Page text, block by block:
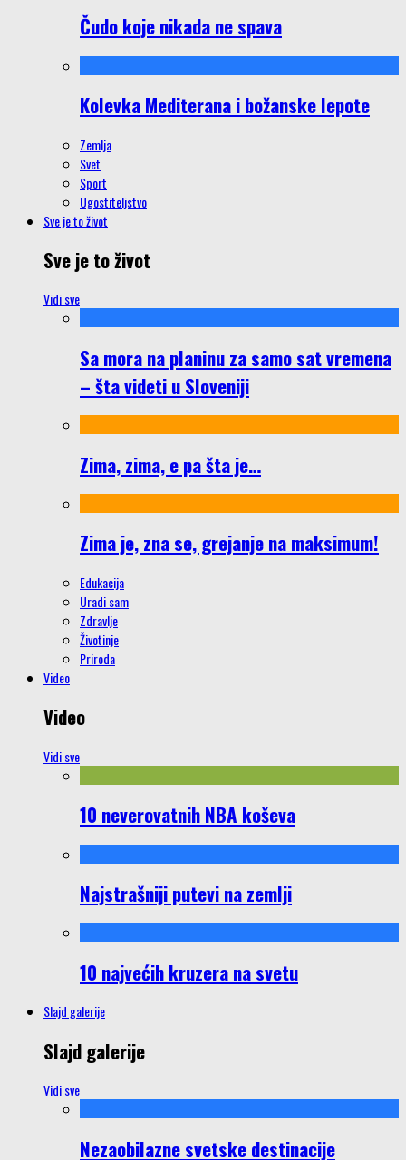
Čudo koje nikada ne spava
Kolevka Mediterana i božanske lepote
Zemlja
Svet
Sport
Ugostiteljstvo
Sve je to život
Sve je to život
Vidi sve
Sa mora na planinu za samo sat vremena
– šta videti u Sloveniji
Zima, zima, e pa šta je…
Zima je, zna se, grejanje na maksimum!
Edukacija
Uradi sam
Zdravlje
Životinje
Priroda
Video
Video
Vidi sve
10 neverovatnih NBA koševa
Najstrašniji putevi na zemlji
10 najvećih kruzera na svetu
Slajd galerije
Slajd galerije
Vidi sve
Nezaobilazne svetske destinacije